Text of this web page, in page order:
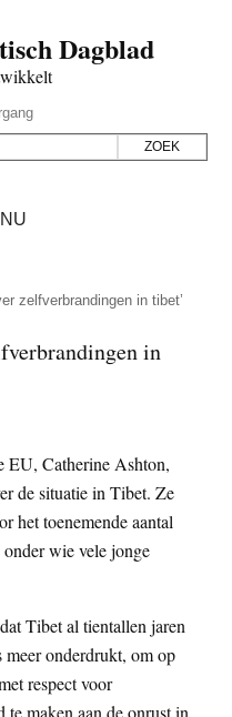
Dagblad
zelfverbrandingen in tibet’
in
EU, Catherine Ashton,
de situatie in Tibet. Ze
het toenemende aantal
wie vele jonge
Tibet al tientallen jaren
meer onderdrukt, om op
respect voor
te maken aan de onrust in